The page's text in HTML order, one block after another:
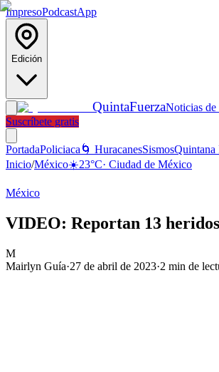
ImpresoPodcastApp
Edición
QuintaFuerzaNoticias
Suscríbete gratis
PortadaPoliciaca 🌀 HuracanesSismosQuintana
Inicio/México☀️23°C· Ciudad de México
México
VIDEO: Reportan 13
M
Mairlyn Guía·27 de abril de 2023·2 min de